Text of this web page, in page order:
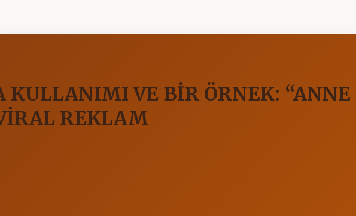
VE BİR ÖRNEK: “ANNE
REKLAM